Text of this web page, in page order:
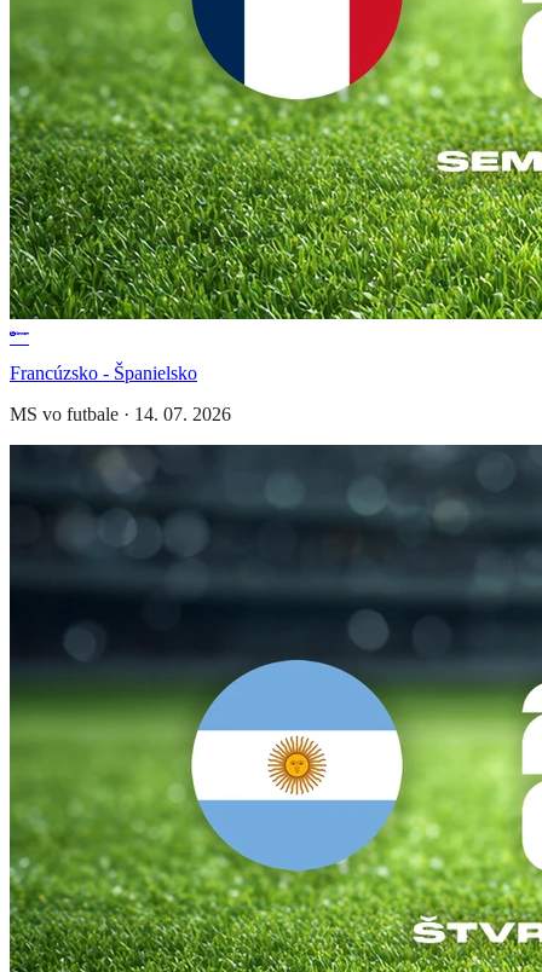
Francúzsko - Španielsko
MS vo futbale · 14. 07. 2026